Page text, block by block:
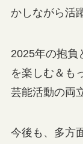
かしながら活
2025年の抱負
を楽しむ＆も
芸能活動の両
今後も、多方